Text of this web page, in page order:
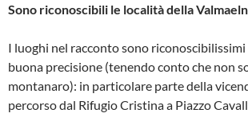
Sono riconoscibili le località della
I luoghi nel racconto sono
buona precisione (tenendo conto che non
montanaro): in particolare parte della
percorso dal Rifugio Cristina a Piazzo